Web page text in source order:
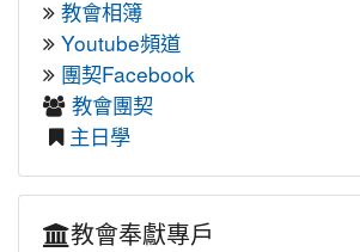
教會相簿
Youtube頻道
團契Facebook
教會團契
主日學
教會奉獻專戶